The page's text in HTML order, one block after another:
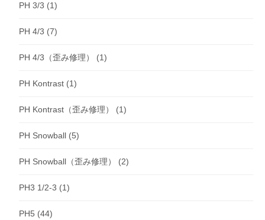
PH 3/3 (1)
PH 4/3 (7)
PH 4/3（歪み修理） (1)
PH Kontrast (1)
PH Kontrast（歪み修理） (1)
PH Snowball (5)
PH Snowball（歪み修理） (2)
PH3 1/2-3 (1)
PH5 (44)